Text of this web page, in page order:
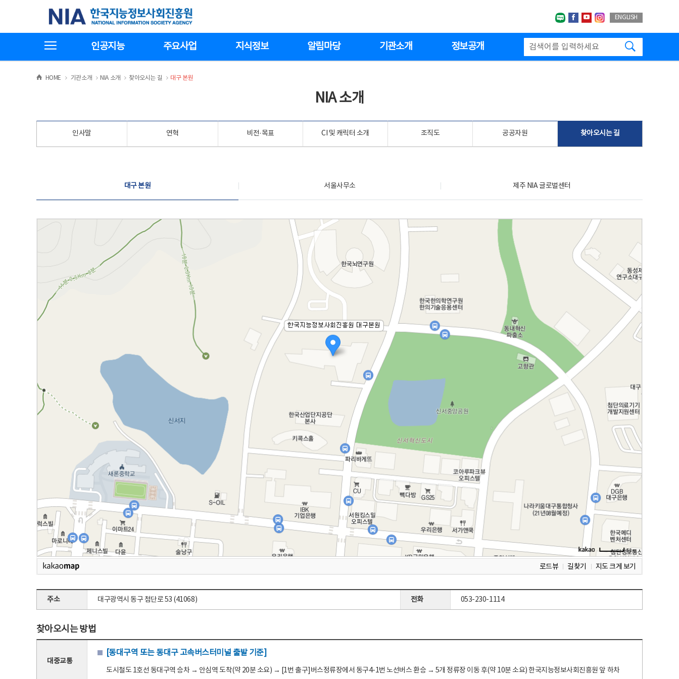
기
한국지능정보사회진흥원
네이버블로그
페이스북
유투브인스타그랩
ENGLISH
인공지능 주요사업 지식정보 알림마당 기관소개 정보공개
HOME >
기관소개 >NIA 소개 >
찾아오시는 길 >
대구 본원
NIA 소개
인사말 연혁 비전·목표 CI 및 캐릭터 소개 조직도 공공자원 찾아오시는 길
대구 본원 서울사무소 제주 NIA 글로벌센터
로드뷰 길찾기 지도 크게 보기
주소 대구광역시 동구 첨단로 53 (41068) 전화 053-230-1114
찾아오시는 방법
대중교통
[동대구역 또는 동대구 고속버스터미널 출발 기준]
도시철도 1호선 동대구역 승차 → 안심역 도착(약 20분 소요) → [1번 출구]버스정류장에서 동구4-1번 노선버스 환승 → 5개 정류장 이동 후(약 10분 소요) 한국지능정보사회진흥원 앞 하차